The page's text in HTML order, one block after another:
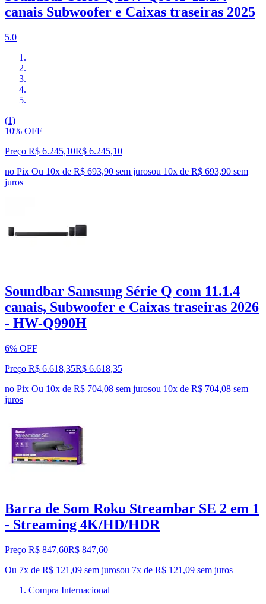
canais Subwoofer e Caixas traseiras 2025
5.0
(1)
10% OFF
Preço R$ 6.245,10R$ 6.245,10
no Pix Ou 10x de R$ 693,90 sem jurosou 10x de R$ 693,90 sem
juros
Soundbar Samsung Série Q com 11.1.4
canais, Subwoofer e Caixas traseiras 2026
- HW-Q990H
6% OFF
Preço R$ 6.618,35R$ 6.618,35
no Pix Ou 10x de R$ 704,08 sem jurosou 10x de R$ 704,08 sem
juros
Barra de Som Roku Streambar SE 2 em 1
- Streaming 4K/HD/HDR
Preço R$ 847,60R$ 847,60
Ou 7x de R$ 121,09 sem jurosou 7x de R$ 121,09 sem juros
Compra Internacional